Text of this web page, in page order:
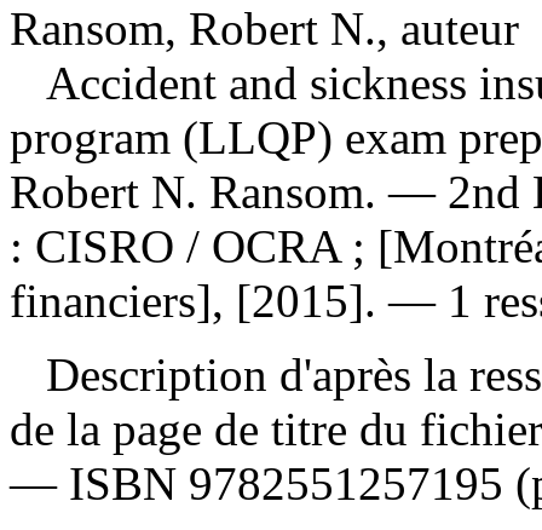
Ransom, Robert N., auteur
Accident and sickness
program (LLQP) exam
Robert N. Ransom. —
: CISRO / OCRA ;
financiers], [2015]. — 1
Description d'après la
de la page de titre du
— ISBN 9782551257195